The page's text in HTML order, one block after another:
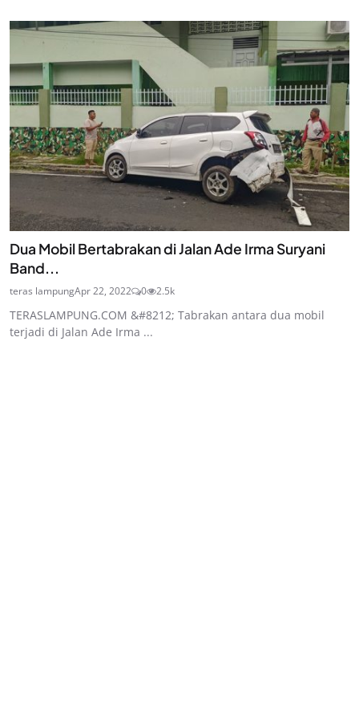
Dua Mobil Bertabrakan di Jalan Ade Irma Suryani
Band...
teras lampungApr 22, 2022 0 2.5k
TERASLAMPUNG.COM &#8212; Tabrakan antara dua mobil
terjadi di Jalan Ade Irma ...